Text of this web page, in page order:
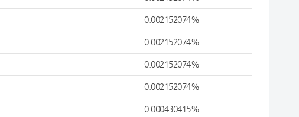
0.002152074%
0.002152074%
0.002152074%
0.002152074%
0.000430415%